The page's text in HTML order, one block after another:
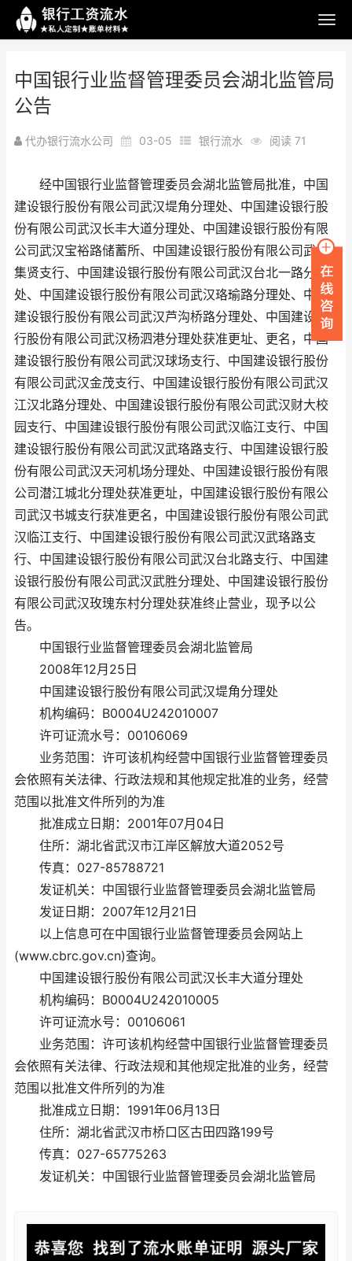
中国银行业监督管理委员会湖北监管局
公告
代办银行流水公司 03-05 银行流水 阅读 71
经中国银行业监督管理委员会湖北监管局批准，中国
建设银行股份有限公司武汉堤角分理处、中国建设银行股
份有限公司武汉长丰大道分理处、中国建设银行股份有限
公司武汉宝裕路储蓄所、中国建设银行股份有限公司武汉
集贤支行、中国建设银行股份有限公司武汉台北一路分理
处、中国建设银行股份有限公司武汉珞瑜路分理处、中国
建设银行股份有限公司武汉芦沟桥路分理处、中国建设银
行股份有限公司武汉杨泗港分理处获准更址、更名，中国
建设银行股份有限公司武汉球场支行、中国建设银行股份
有限公司武汉金茂支行、中国建设银行股份有限公司武汉
江汉北路分理处、中国建设银行股份有限公司武汉财大校
园支行、中国建设银行股份有限公司武汉临江支行、中国
建设银行股份有限公司武汉武珞路支行、中国建设银行股
份有限公司武汉天河机场分理处、中国建设银行股份有限
公司潜江城北分理处获准更址，中国建设银行股份有限公
司武汉书城支行获准更名，中国建设银行股份有限公司武
汉临江支行、中国建设银行股份有限公司武汉武珞路支
行、中国建设银行股份有限公司武汉台北路支行、中国建
设银行股份有限公司武汉武胜分理处、中国建设银行股份
有限公司武汉玫瑰东村分理处获准终止营业，现予以公
告。
中国银行业监督管理委员会湖北监管局
2008年12月25日
中国建设银行股份有限公司武汉堤角分理处
机构编码：B0004U242010007
许可证流水号：00106069
业务范围：许可该机构经营中国银行业监督管理委员
会依照有关法律、行政法规和其他规定批准的业务，经营
范围以批准文件所列的为准
批准成立日期：2001年07月04日
住所：湖北省武汉市江岸区解放大道2052号
传真：027-85788721
发证机关：中国银行业监督管理委员会湖北监管局
发证日期：2007年12月21日
以上信息可在中国银行业监督管理委员会网站上
(www.cbrc.gov.cn)查询。
中国建设银行股份有限公司武汉长丰大道分理处
机构编码：B0004U242010005
许可证流水号：00106061
业务范围：许可该机构经营中国银行业监督管理委员
会依照有关法律、行政法规和其他规定批准的业务，经营
范围以批准文件所列的为准
批准成立日期：1991年06月13日
住所：湖北省武汉市桥口区古田四路199号
传真：027-65775263
发证机关：中国银行业监督管理委员会湖北监管局